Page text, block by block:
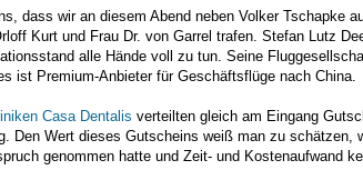
dass wir an diesem Abend neben Volker Tschapke
Kurt und Frau Dr. von Garrel trafen. Stefan Lutz
alle Hände voll zu tun. Seine
ist Premium-Anbieter für Geschäftsflüge nach China.
Casa Dentalis verteilten gleich am Eingang
Den Wert dieses Gutscheins weiß man zu schätzen,
genommen hatte und Zeit- und Kostenaufwand